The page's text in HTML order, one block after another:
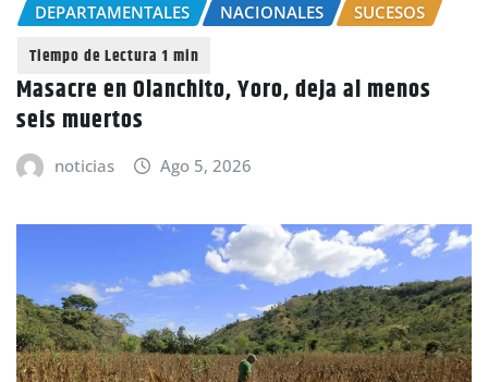
DEPARTAMENTALES NACIONALES SUCESOS
Masacre en Olanchito, Yoro, deja al menos
seis muertos
noticias Ago 5, 2026